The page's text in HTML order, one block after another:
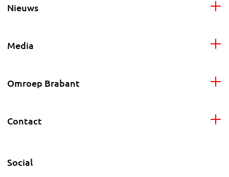
Nieuws
Media
Omroep Brabant
Contact
Social